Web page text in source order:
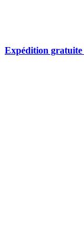
Expédition gratuite